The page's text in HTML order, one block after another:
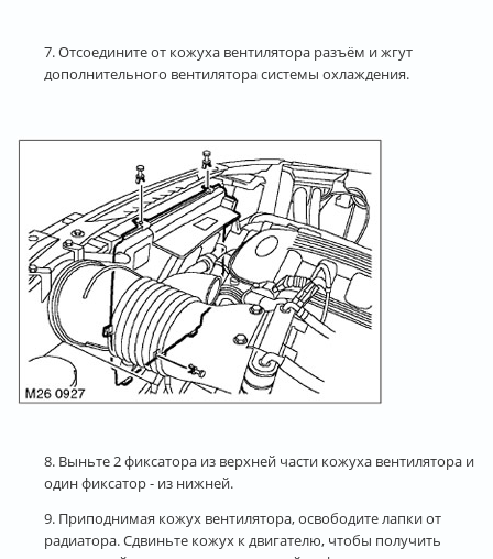
7. Отсоедините от кожуха вентилятора разъём и жгут
дополнительного вентилятора системы охлаждения.
8. Выньте 2 фиксатора из верхней части кожуха вентилятора и
один фиксатор - из нижней.
9. Приподнимая кожух вентилятора, освободите лапки от
радиатора. Сдвиньте кожух к двигателю, чтобы получить